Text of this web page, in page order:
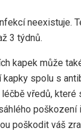
neexistuje.
3 týdnů.
kapek může
kapky spolu s
vředů, které
poškození
poškodit váš